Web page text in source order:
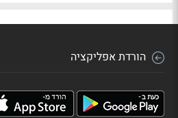
הורדת אפליקציה